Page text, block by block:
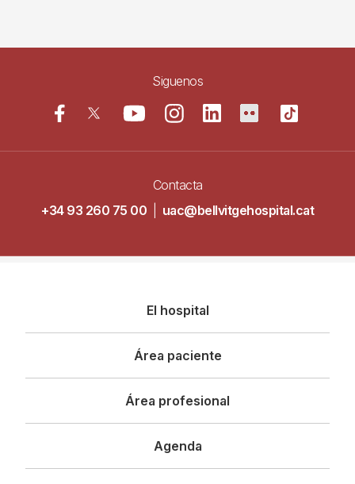
Siguenos
Contacta
+34 93 260 75 00
uac@bellvitgehospital.cat
principal
El hospital
Área paciente
Área profesional
Agenda